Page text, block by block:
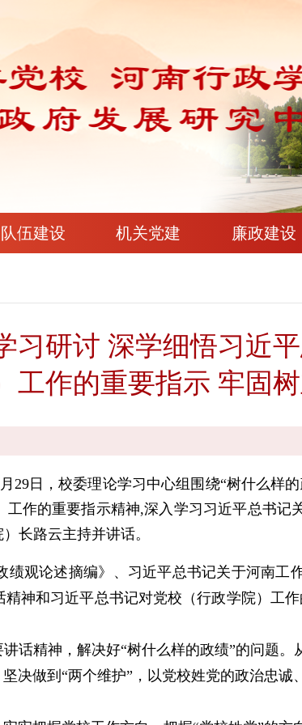
队伍建设 机关党建 廉政建设
习研讨 深学细悟习近
工作的重要指示 牢固
日，校委理论学习中心组围绕“树什么样
作的重要指示精神,深入学习习近平总书记
长路云主持并讲话。
论述摘编》、习近平总书记关于河南工
神和习近平总书记对党校（行政学院）工
精神，解决好“树什么样的政绩”的问题。
决做到“两个维护”，以党校姓党的政治忠